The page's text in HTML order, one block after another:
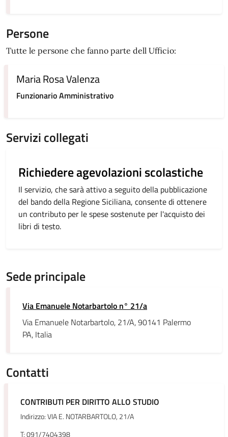
Persone
Tutte le persone che fanno parte dell Ufficio:
Maria Rosa Valenza
Funzionario Amministrativo
Servizi collegati
Richiedere agevolazioni scolastiche
Il servizio, che sarà attivo a seguito della pubblicazione
del bando della Regione Siciliana, consente di ottenere
un contributo per le spese sostenute per l'acquisto dei
libri di testo.
Sede principale
Via Emanuele Notarbartolo n° 21/a
Via Emanuele Notarbartolo, 21/A, 90141 Palermo
PA, Italia
Contatti
CONTRIBUTI PER DIRITTO ALLO STUDIO
Indirizzo: VIA E. NOTARBARTOLO, 21/A
T: 091/7404398